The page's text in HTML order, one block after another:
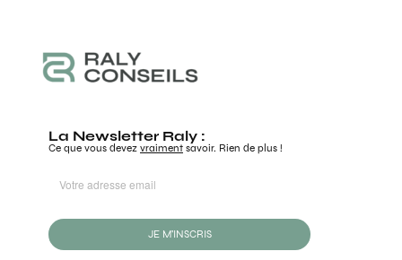
La Newsletter Raly :
Ce que vous devez vraiment savoir. Rien de plus !
JE M'INSCRIS